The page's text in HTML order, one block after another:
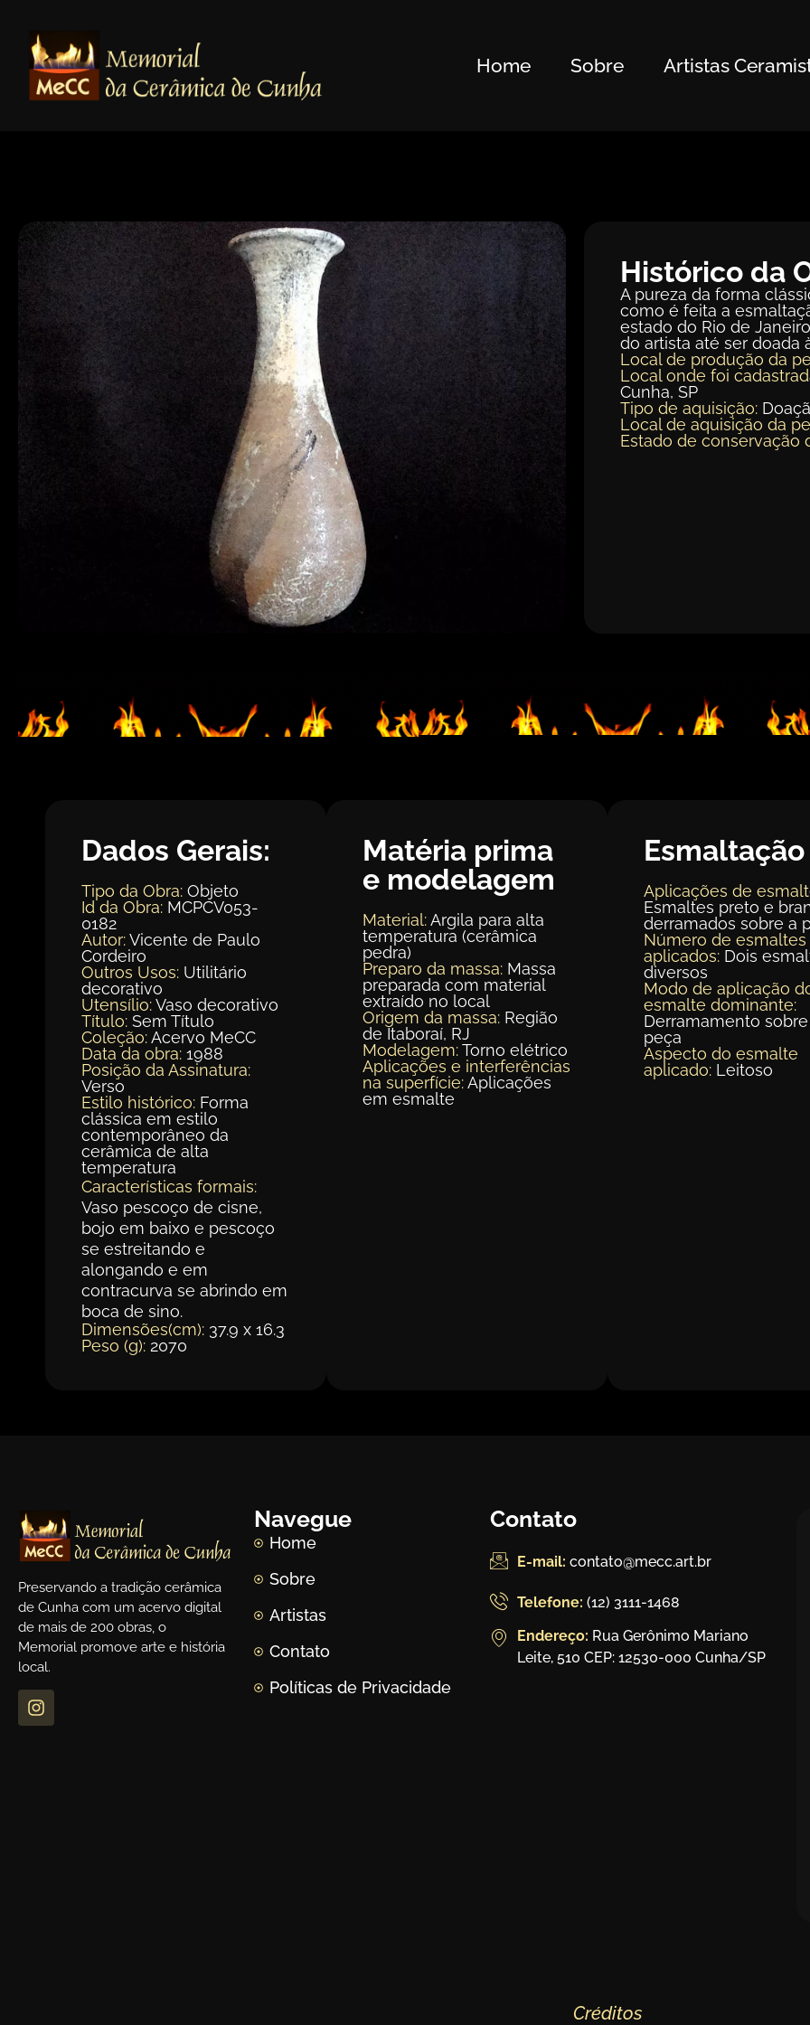
Home Sobre Artistas
Histórico da
A pureza da forma
como é feita a
estado do Rio de
do artista até ser doada
Local de produção da
Local onde foi
Cunha, SP
Tipo de aquisição:
Local de aquisição da
Estado de conservação
Dados Gerais:
Tipo da Obra: Objeto
Id da Obra: MCPCV053-
0182
Autor:Vicente de Paulo
Cordeiro
Outros Usos: Utilitário
decorativo
Utensílio:Vaso decorativo
Título: Sem Título
Coleção:Acervo MeCC
Data da obra: 1988
Posição da Assinatura:
Verso
Estilo histórico: Forma
clássica em estilo
contemporâneo da
cerâmica de alta
temperatura
Características formais:
Vaso pescoço de cisne,
bojo em baixo e pescoço
se estreitando e
alongando e em
contracurva se abrindo em
boca de sino.
Dimensões(cm): 37.9 x 16.3
Peso (g): 2070
Matéria prima
e modelagem
Material:Argila para alta
temperatura (cerâmica
pedra)
Preparo da massa: Massa
preparada com material
extraído no local
Origem da massa: Região
de Itaboraí, RJ
Modelagem:Torno elétrico
Aplicações e interferências
na superfície:Aplicações
em esmalte
Esmaltação
Aplicações de
Esmaltes preto e
derramados sobre a
Número de esmaltes
aplicados: Dois
diversos
Modo de aplicação
esmalte dominante:
Derramamento sobre
peça
Aspecto do esmalte
aplicado: Leitoso
Preservando a tradição cerâmica
de Cunha com um acervo digital
de mais de 200 obras, o
Memorial promove arte e história
local.
Navegue
Home
Sobre
Artistas
Contato
Políticas de Privacidade
Contato
E-mail: contato@mecc.art.br
Telefone: (12) 3111-1468
Endereço: Rua Gerônimo Mariano
Leite, 510 CEP: 12530-000 Cunha/SP
Créditos